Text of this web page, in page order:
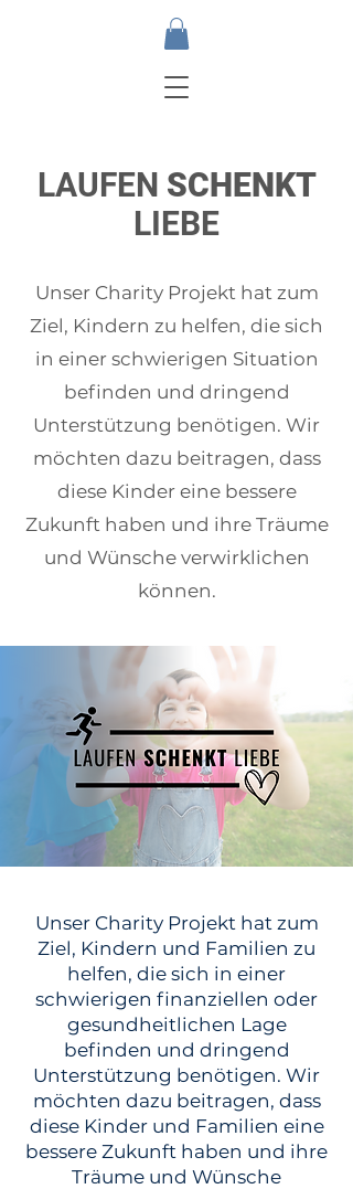
LAUFEN SCHENKT
LIEBE
Unser Charity Projekt hat zum
Ziel, Kindern zu helfen, die sich
in einer schwierigen Situation
befinden und dringend
Unterstützung benötigen. Wir
möchten dazu beitragen, dass
diese Kinder eine bessere
Zukunft haben und ihre Träume
und Wünsche verwirklichen
können.
Unser Charity Projekt hat zum
Ziel, Kindern und Familien zu
helfen, die sich in einer
schwierigen finanziellen oder
gesundheitlichen Lage
befinden und dringend
Unterstützung benötigen. Wir
möchten dazu beitragen, dass
diese Kinder und Familien eine
bessere Zukunft haben und ihre
Träume und Wünsche